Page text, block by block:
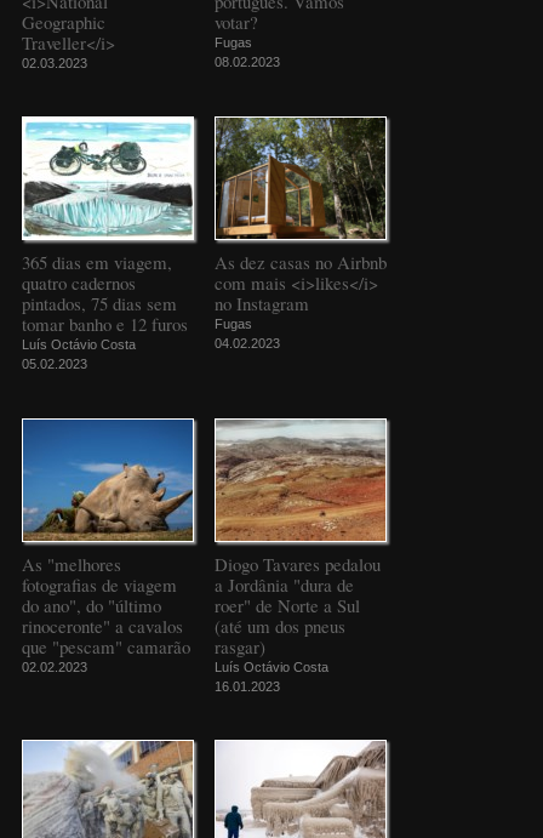
Geographic
Traveller</i>
02.03.2023
votar?
Fugas
08.02.2023
365 dias em viagem,
quatro cadernos
pintados, 75 dias sem
tomar banho e 12 furos
Luís Octávio Costa
05.02.2023
As dez casas no Airbnb
com mais <i>likes</i>
no Instagram
Fugas
04.02.2023
As "melhores
fotografias de viagem
do ano", do "último
rinoceronte" a cavalos
que "pescam" camarão
02.02.2023
Diogo Tavares pedalou
a Jordânia "dura de
roer" de Norte a Sul
(até um dos pneus
rasgar)
Luís Octávio Costa
16.01.2023